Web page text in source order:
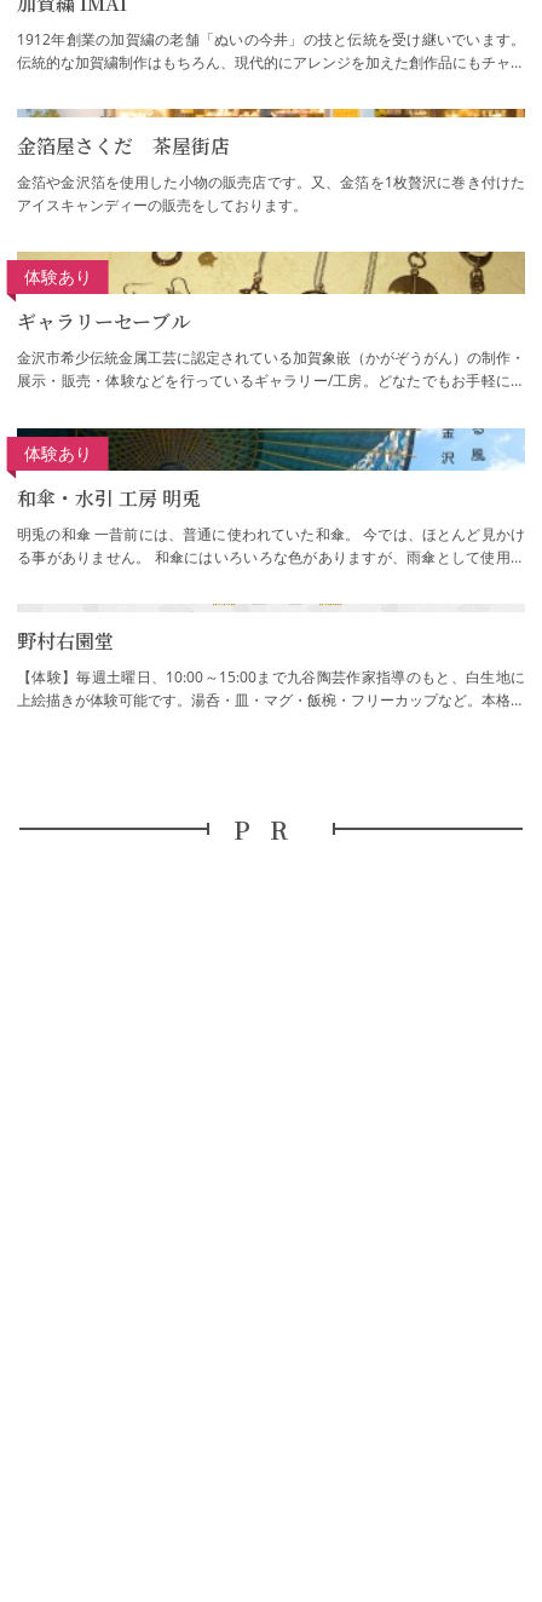
1912年創業の加賀繍の老舗「ぬいの今井」の技と伝統を受け継いでいます。
伝統的な加賀繍制作はもちろん、現代的にアレンジを加えた創作品にもチャレ
金箔屋さくだ 茶屋街店
金箔や金沢箔を使用した小物の販売店です。又、金箔を1枚贅沢に巻き付けた
アイスキャンディーの販売をしております。
ギャラリーセーブル
体験あり
金沢市希少伝統金属工芸に認定されている加賀象嵌（かがぞうがん）の制作・
展示・販売・体験などを行っているギャラリー/工房。どなたでもお手軽に伝
和傘・水引 工房 明兎
体験あり
明兎の和傘 一昔前には、普通に使われていた和傘。 今では、ほとんど見かけ
る事がありません。 和傘にはいろいろな色がありますが、雨傘として使用し
野村右園堂
【体験】毎週土曜日、10:00～15:00まで九谷陶芸作家指導のもと、白生地に
上絵描きが体験可能です。湯呑・皿・マグ・飯椀・フリーカップなど。本格的
PR